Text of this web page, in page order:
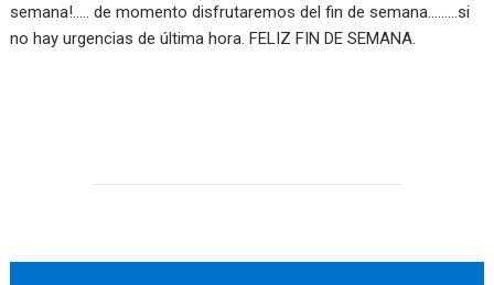
semana!….. de momento disfrutaremos del fin de semana………si
no hay urgencias de última hora. FELIZ FIN DE SEMANA.